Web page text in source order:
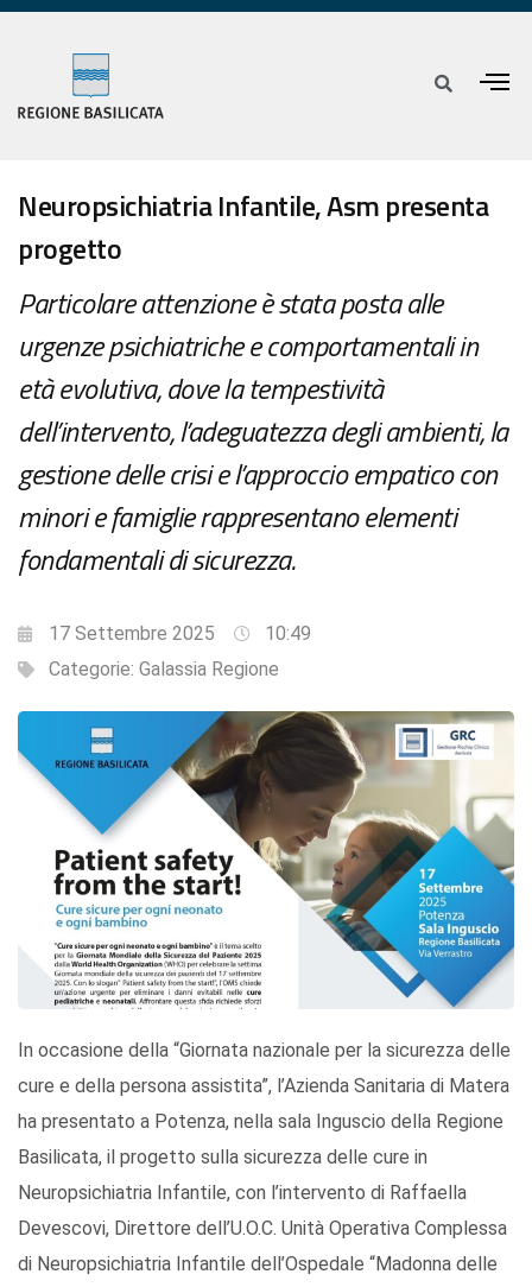
Neuropsichiatria Infantile, Asm presenta
progetto
Particolare attenzione è stata posta alle
urgenze psichiatriche e comportamentali in
età evolutiva, dove la tempestività
dell’intervento, l’adeguatezza degli ambienti, la
gestione delle crisi e l’approccio empatico con
minori e famiglie rappresentano elementi
fondamentali di sicurezza.
17 Settembre 2025
10:49
Categorie: Galassia Regione
In occasione della “Giornata nazionale per la sicurezza delle
cure e della persona assistita”, l’Azienda Sanitaria di Matera
ha presentato a Potenza, nella sala Inguscio della Regione
Basilicata, il progetto sulla sicurezza delle cure in
Neuropsichiatria Infantile, con l’intervento di Raffaella
Devescovi, Direttore dell’U.O.C. Unità Operativa Complessa
di Neuropsichiatria Infantile dell’Ospedale “Madonna delle